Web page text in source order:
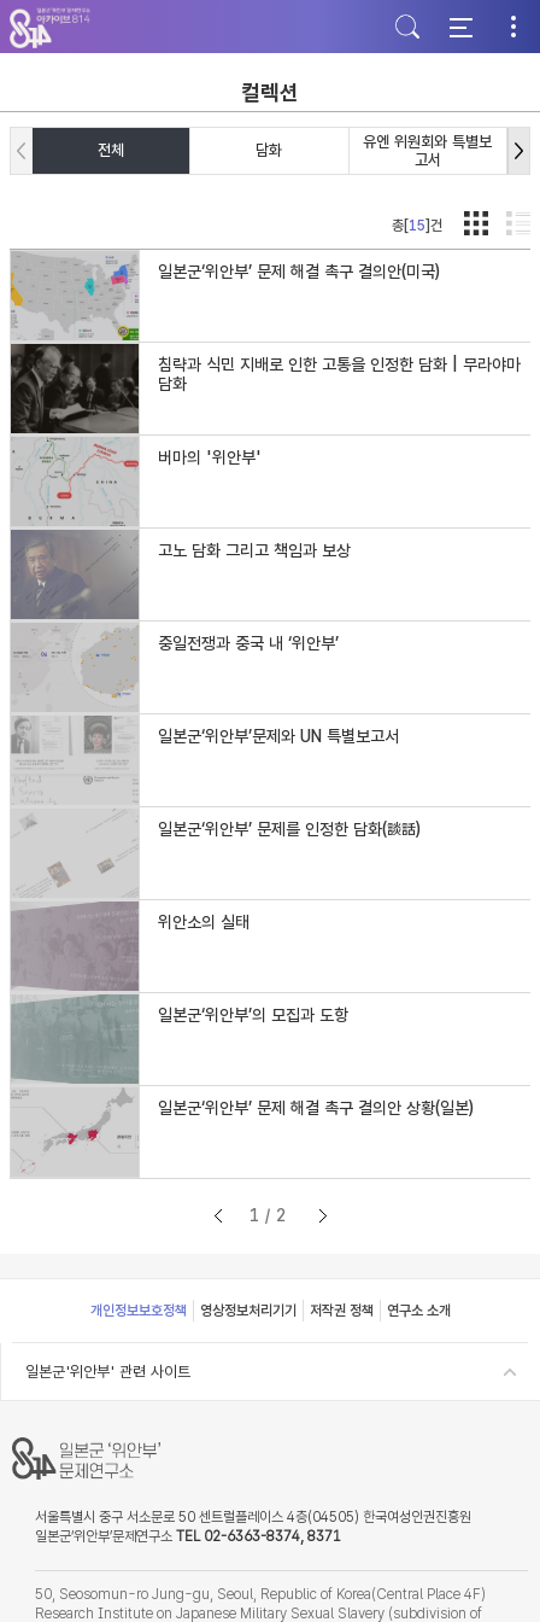
주
메
뉴
가
기
본
문
바
기
하
단
바
기
컬렉션
전체 담화
유엔 위원회와 특별보
고서
총[15]건
일본군‘위안부’ 문제 해결 촉구 결의안(미국)
침략과 식민 지배로 인한 고통을 인정한 담화 | 무라야마
담화
버마의 '위안부'
고노 담화 그리고 책임과 보상
중일전쟁과 중국 내 ‘위안부’
일본군‘위안부’문제와 UN 특별보고서
일본군‘위안부’ 문제를 인정한 담화(談話)
위안소의 실태
일본군‘위안부’의 모집과 도항
일본군‘위안부’ 문제 해결 촉구 결의안 상황(일본)
1/2
Footer
개인정보보호정책 영상정보처리기기 저작권 정책 연구소 소개
일본군'위안부' 관련 사이트
서울특별시 중구 서소문로 50 센트럴플레이스 4층(04505) 한국여성인권진흥원
일본군‘위안부’문제연구소 TEL 02-6363-8374, 8371
50, Seosomun-ro Jung-gu, Seoul, Republic of Korea(Central Place 4F)
Research Institute on Japanese Military Sexual Slavery (subdivision of